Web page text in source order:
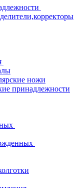
ножи
принадлежности